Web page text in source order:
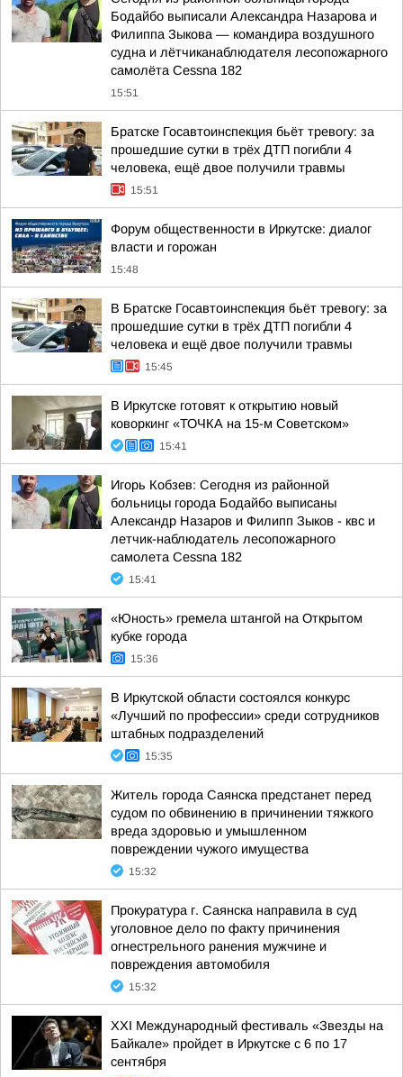
Бодайбо выписали Александра Назарова и
Филиппа Зыкова — командира воздушного
судна и лётчиканаблюдателя лесопожарного
самолёта Cessna 182
15:51
Братске Госавтоинспекция бьёт тревогу: за
прошедшие сутки в трёх ДТП погибли 4
человека, ещё двое получили травмы
15:51
Форум общественности в Иркутске: диалог
власти и горожан
15:48
В Братске Госавтоинспекция бьёт тревогу: за
прошедшие сутки в трёх ДТП погибли 4
человека и ещё двое получили травмы
15:45
В Иркутске готовят к открытию новый
коворкинг «ТОЧКА на 15-м Советском»
15:41
Игорь Кобзев: Сегодня из районной
больницы города Бодайбо выписаны
Александр Назаров и Филипп Зыков - квс и
летчик-наблюдатель лесопожарного
самолета Cessna 182
15:41
«Юность» гремела штангой на Открытом
кубке города
15:36
В Иркутской области состоялся конкурс
«Лучший по профессии» среди сотрудников
штабных подразделений
15:35
Житель города Саянска предстанет перед
судом по обвинению в причинении тяжкого
вреда здоровью и умышленном
повреждении чужого имущества
15:32
Прокуратура г. Саянска направила в суд
уголовное дело по факту причинения
огнестрельного ранения мужчине и
повреждения автомобиля
15:32
XXI Международный фестиваль «Звезды на
Байкале» пройдет в Иркутске с 6 по 17
сентября